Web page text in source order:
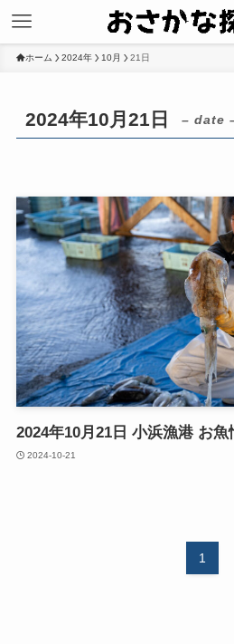
ホーム 2024年 10月 21日
2024年10月21日 – date
2024年10月21日 小浜漁港 お魚
2024-10-21
1